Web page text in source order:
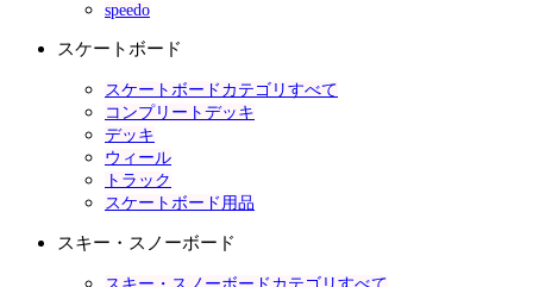
speedo
スケートボード
スケートボードカテゴリすべて
コンプリートデッキ
デッキ
ウィール
トラック
スケートボード用品
スキー・スノーボード